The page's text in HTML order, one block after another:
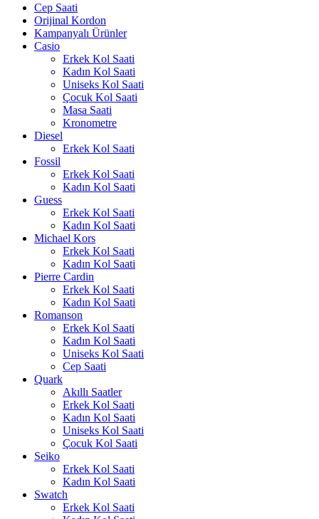
Cep Saati
Orijinal Kordon
Kampanyalı Ürünler
Casio
Erkek Kol Saati
Kadın Kol Saati
Uniseks Kol Saati
Çocuk Kol Saati
Masa Saati
Kronometre
Diesel
Erkek Kol Saati
Fossil
Erkek Kol Saati
Kadın Kol Saati
Guess
Erkek Kol Saati
Kadın Kol Saati
Michael Kors
Erkek Kol Saati
Kadın Kol Saati
Pierre Cardin
Erkek Kol Saati
Kadın Kol Saati
Romanson
Erkek Kol Saati
Kadın Kol Saati
Uniseks Kol Saati
Cep Saati
Quark
Akıllı Saatler
Erkek Kol Saati
Kadın Kol Saati
Uniseks Kol Saati
Çocuk Kol Saati
Seiko
Erkek Kol Saati
Kadın Kol Saati
Swatch
Erkek Kol Saati